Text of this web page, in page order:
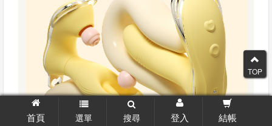
首頁 選單 搜尋 登入 結帳
TOP